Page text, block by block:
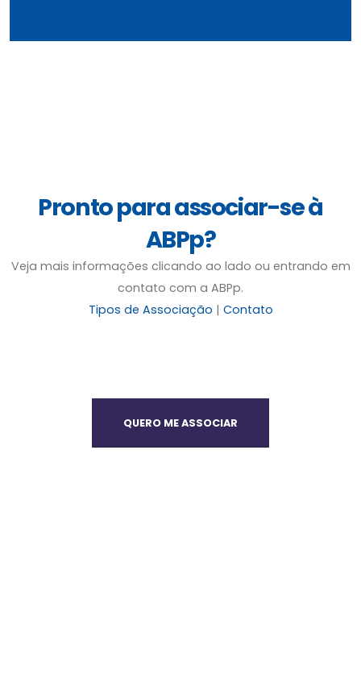
Pronto para associar-se à
ABPp?
Veja mais informações clicando ao lado ou entrando em
contato com a ABPp.
Tipos de Associação | Contato
QUERO ME ASSOCIAR